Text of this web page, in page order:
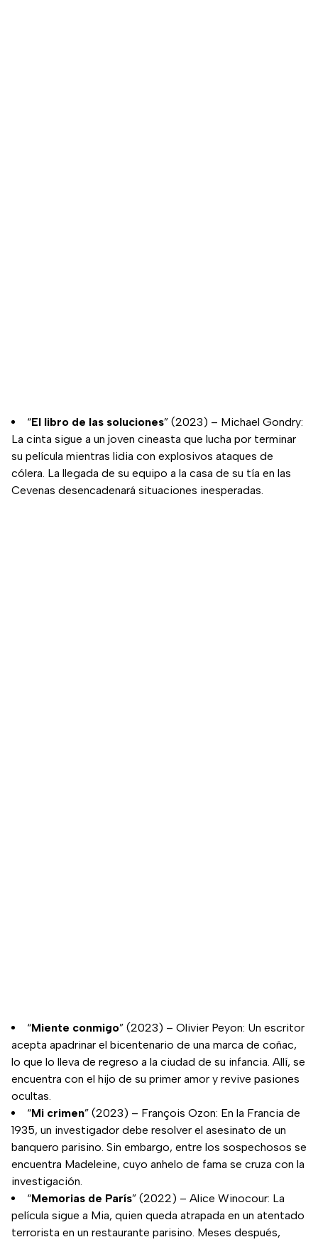
“El libro de las soluciones” (2023) – Michael Gondry:
La cinta sigue a un joven cineasta que lucha por terminar
su película mientras lidia con explosivos ataques de
cólera. La llegada de su equipo a la casa de su tía en las
Cevenas desencadenará situaciones inesperadas.
“Miente conmigo” (2023) – Olivier Peyon: Un escritor
acepta apadrinar el bicentenario de una marca de coñac,
lo que lo lleva de regreso a la ciudad de su infancia. Allí, se
encuentra con el hijo de su primer amor y revive pasiones
ocultas.
“Mi crimen” (2023) – François Ozon: En la Francia de
1935, un investigador debe resolver el asesinato de un
banquero parisino. Sin embargo, entre los sospechosos se
encuentra Madeleine, cuyo anhelo de fama se cruza con la
investigación.
“Memorias de París” (2022) – Alice Winocour: La
película sigue a Mia, quien queda atrapada en un atentado
terrorista en un restaurante parisino. Meses después,